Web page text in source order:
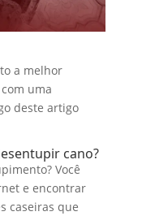
a melhor
uma
deste artigo
cano?
Você
e encontrar
caseiras que